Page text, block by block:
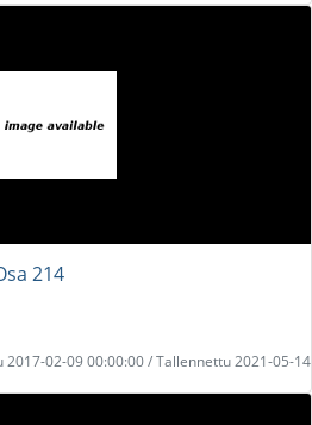
214
2017-02-09 00:00:00 / Tallennettu 2021-05-14